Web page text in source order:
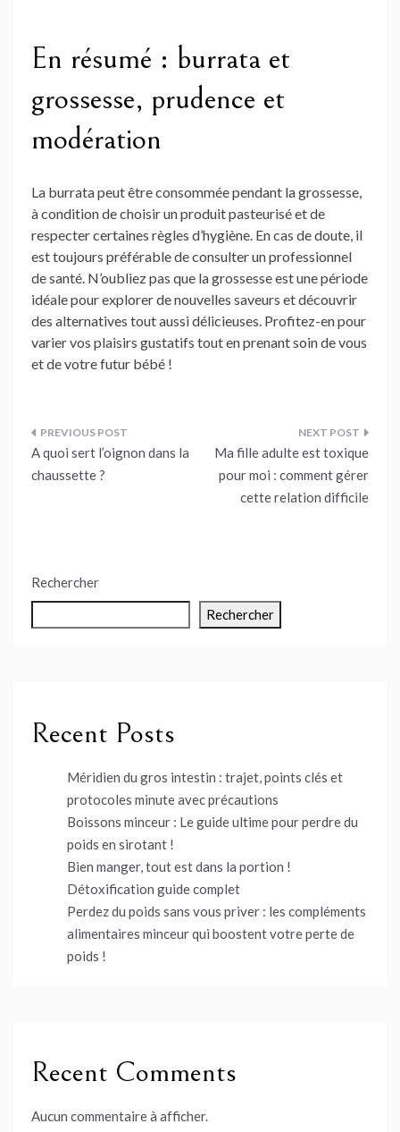
En résumé : burrata et
grossesse, prudence et
modération
La burrata peut être consommée pendant la grossesse,
à condition de choisir un produit pasteurisé et de
respecter certaines règles d’hygiène. En cas de doute, il
est toujours préférable de consulter un professionnel
de santé. N’oubliez pas que la grossesse est une période
idéale pour explorer de nouvelles saveurs et découvrir
des alternatives tout aussi délicieuses. Profitez-en pour
varier vos plaisirs gustatifs tout en prenant soin de vous
et de votre futur bébé !
Navigation
de
A quoi sert l’oignon dans la
chaussette ?
Ma fille adulte est toxique
pour moi : comment gérer
cette relation difficile
Rechercher
Rechercher
Recent Posts
Méridien du gros intestin : trajet, points clés et
protocoles minute avec précautions
Boissons minceur : Le guide ultime pour perdre du
poids en sirotant !
Bien manger, tout est dans la portion !
Détoxification guide complet
Perdez du poids sans vous priver : les compléments
alimentaires minceur qui boostent votre perte de
poids !
Recent Comments
Aucun commentaire à afficher.